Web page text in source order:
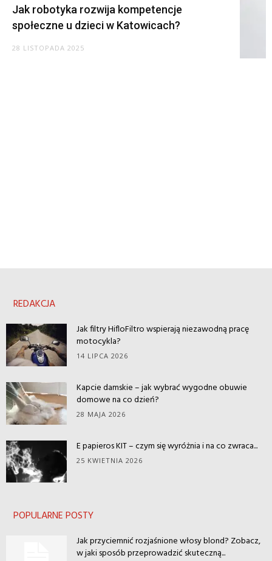
Jak robotyka rozwija kompetencje
społeczne u dzieci w Katowicach?
28 LISTOPADA 2025
REDAKCJA
Jak filtry HifloFiltro wspierają niezawodną pracę
motocykla?
14 LIPCA 2026
Kapcie damskie – jak wybrać wygodne obuwie
domowe na co dzień?
28 MAJA 2026
E papieros KIT – czym się wyróżnia i na co zwraca...
25 KWIETNIA 2026
POPULARNE POSTY
Jak przyciemnić rozjaśnione włosy blond? Zobacz,
w jaki sposób przeprowadzić skuteczną...